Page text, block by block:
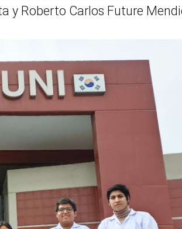
y Roberto Carlos Future